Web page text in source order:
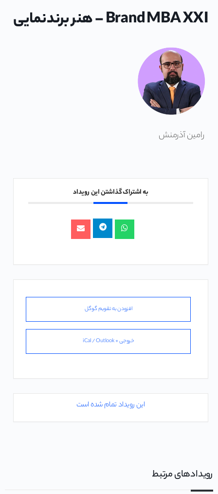
Brand MBA XXI – هنر برندنمایی
رامین آذرمنش
به اشتراک گذاشتن این رویداد
افزودن به تقویم گوگل
خروجی + iCal / Outlook
این رویداد تمام شده است
رویدادهای مرتبط